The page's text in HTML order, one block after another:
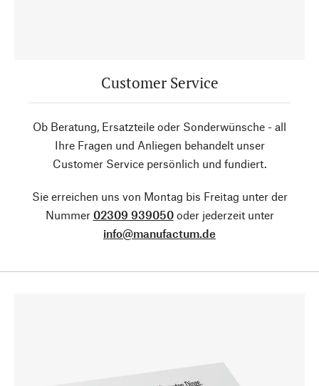
Customer Service
Ob Beratung, Ersatzteile oder Sonderwünsche - all
Ihre Fragen und Anliegen behandelt unser
Customer Service persönlich und fundiert.
Sie erreichen uns von Montag bis Freitag unter der
Nummer 02309 939050oder jederzeit unter
info@manufactum.de